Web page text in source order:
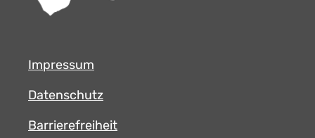
Impressum
Datenschutz
Barrierefreiheit